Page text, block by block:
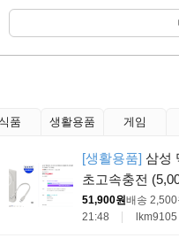
품 생활용품 게임
[생활용품] 삼성
초고속충전
51,900원배송 2,500
21:48
lkm9105